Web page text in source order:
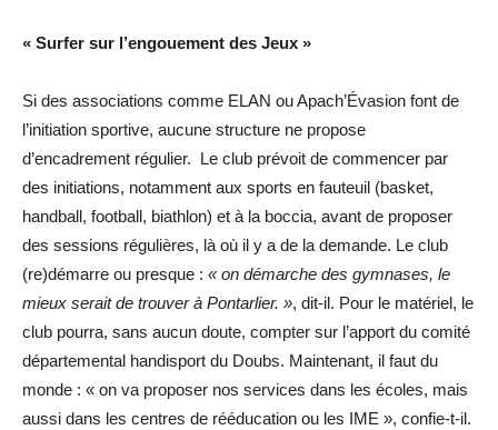
« Surfer sur l’engouement des Jeux »
Si des associations comme ELAN ou Apach’Évasion font de
l’initiation sportive, aucune structure ne propose
d’encadrement régulier. Le club prévoit de commencer par
des initiations, notamment aux sports en fauteuil (basket,
handball, football, biathlon) et à la boccia, avant de proposer
des sessions régulières, là où il y a de la demande. Le club
(re)démarre ou presque : « on démarche des gymnases, le
mieux serait de trouver à Pontarlier. », dit-il. Pour le matériel, le
club pourra, sans aucun doute, compter sur l’apport du comité
départemental handisport du Doubs. Maintenant, il faut du
monde : « on va proposer nos services dans les écoles, mais
aussi dans les centres de rééducation ou les IME », confie-t-il.